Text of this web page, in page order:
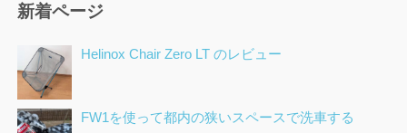
新着ページ
Helinox Chair Zero LT のレビュー
FW1を使って都内の狭いスペースで洗車する